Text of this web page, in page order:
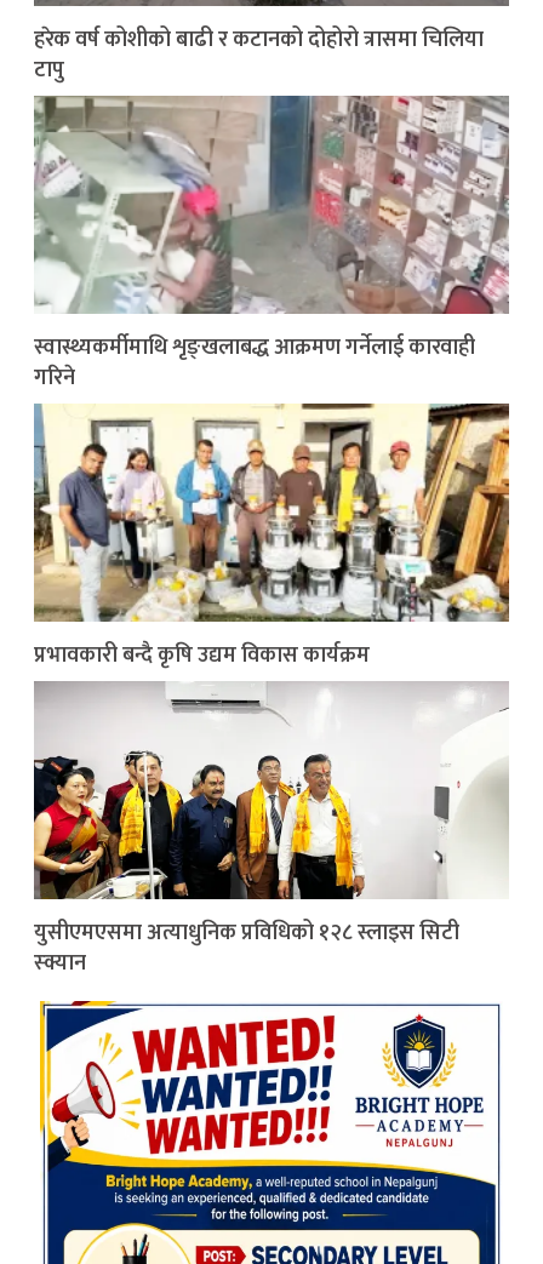
हरेक वर्ष कोशीको बाढी र कटानको दोहोरो त्रासमा चिलिया
टापु
स्वास्थ्यकर्मीमाथि शृङ्खलाबद्ध आक्रमण गर्नेलाई कारवाही
गरिने
प्रभावकारी बन्दै कृषि उद्यम विकास कार्यक्रम
युसीएमएसमा अत्याधुनिक प्रविधिको १२८ स्लाइस सिटी
स्क्यान